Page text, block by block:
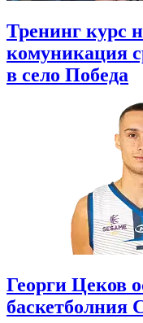
Тренинг курс
комуникация
в село Победа
Георги Цеков
баскетболния